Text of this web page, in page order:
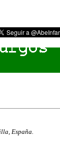
España.